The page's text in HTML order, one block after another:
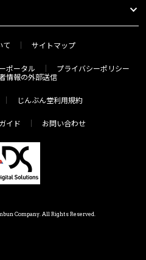
て サイトマップ
ポータル
プライバシーポリシー
情報の外部送信
じんぶん堂利用規約
イド お問い合わせ
Company. All Rights Reserved.